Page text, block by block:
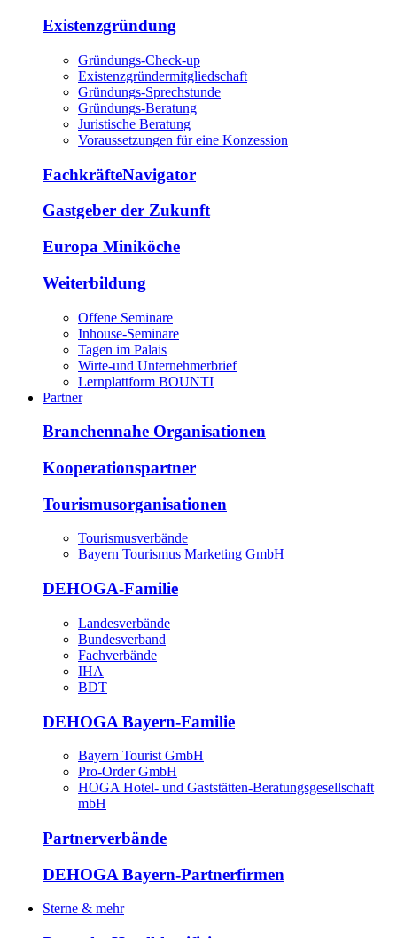
Existenzgründung
Gründungs-Check-up
Existenzgründermitgliedschaft
Gründungs-Sprechstunde
Gründungs-Beratung
Juristische Beratung
Voraussetzungen für eine Konzession
FachkräfteNavigator
Gastgeber der Zukunft
Europa Miniköche
Weiterbildung
Offene Seminare
Inhouse-Seminare
Tagen im Palais
Wirte-und Unternehmerbrief
Lernplattform BOUNTI
Partner
Branchennahe Organisationen
Kooperationspartner
Tourismusorganisationen
Tourismusverbände
Bayern Tourismus Marketing GmbH
DEHOGA-Familie
Landesverbände
Bundesverband
Fachverbände
IHA
BDT
DEHOGA Bayern-Familie
Bayern Tourist GmbH
Pro-Order GmbH
HOGA Hotel- und Gaststätten-Beratungsgesellschaft
mbH
Partnerverbände
DEHOGA Bayern-Partnerfirmen
Sterne & mehr